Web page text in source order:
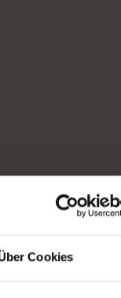
Cookies